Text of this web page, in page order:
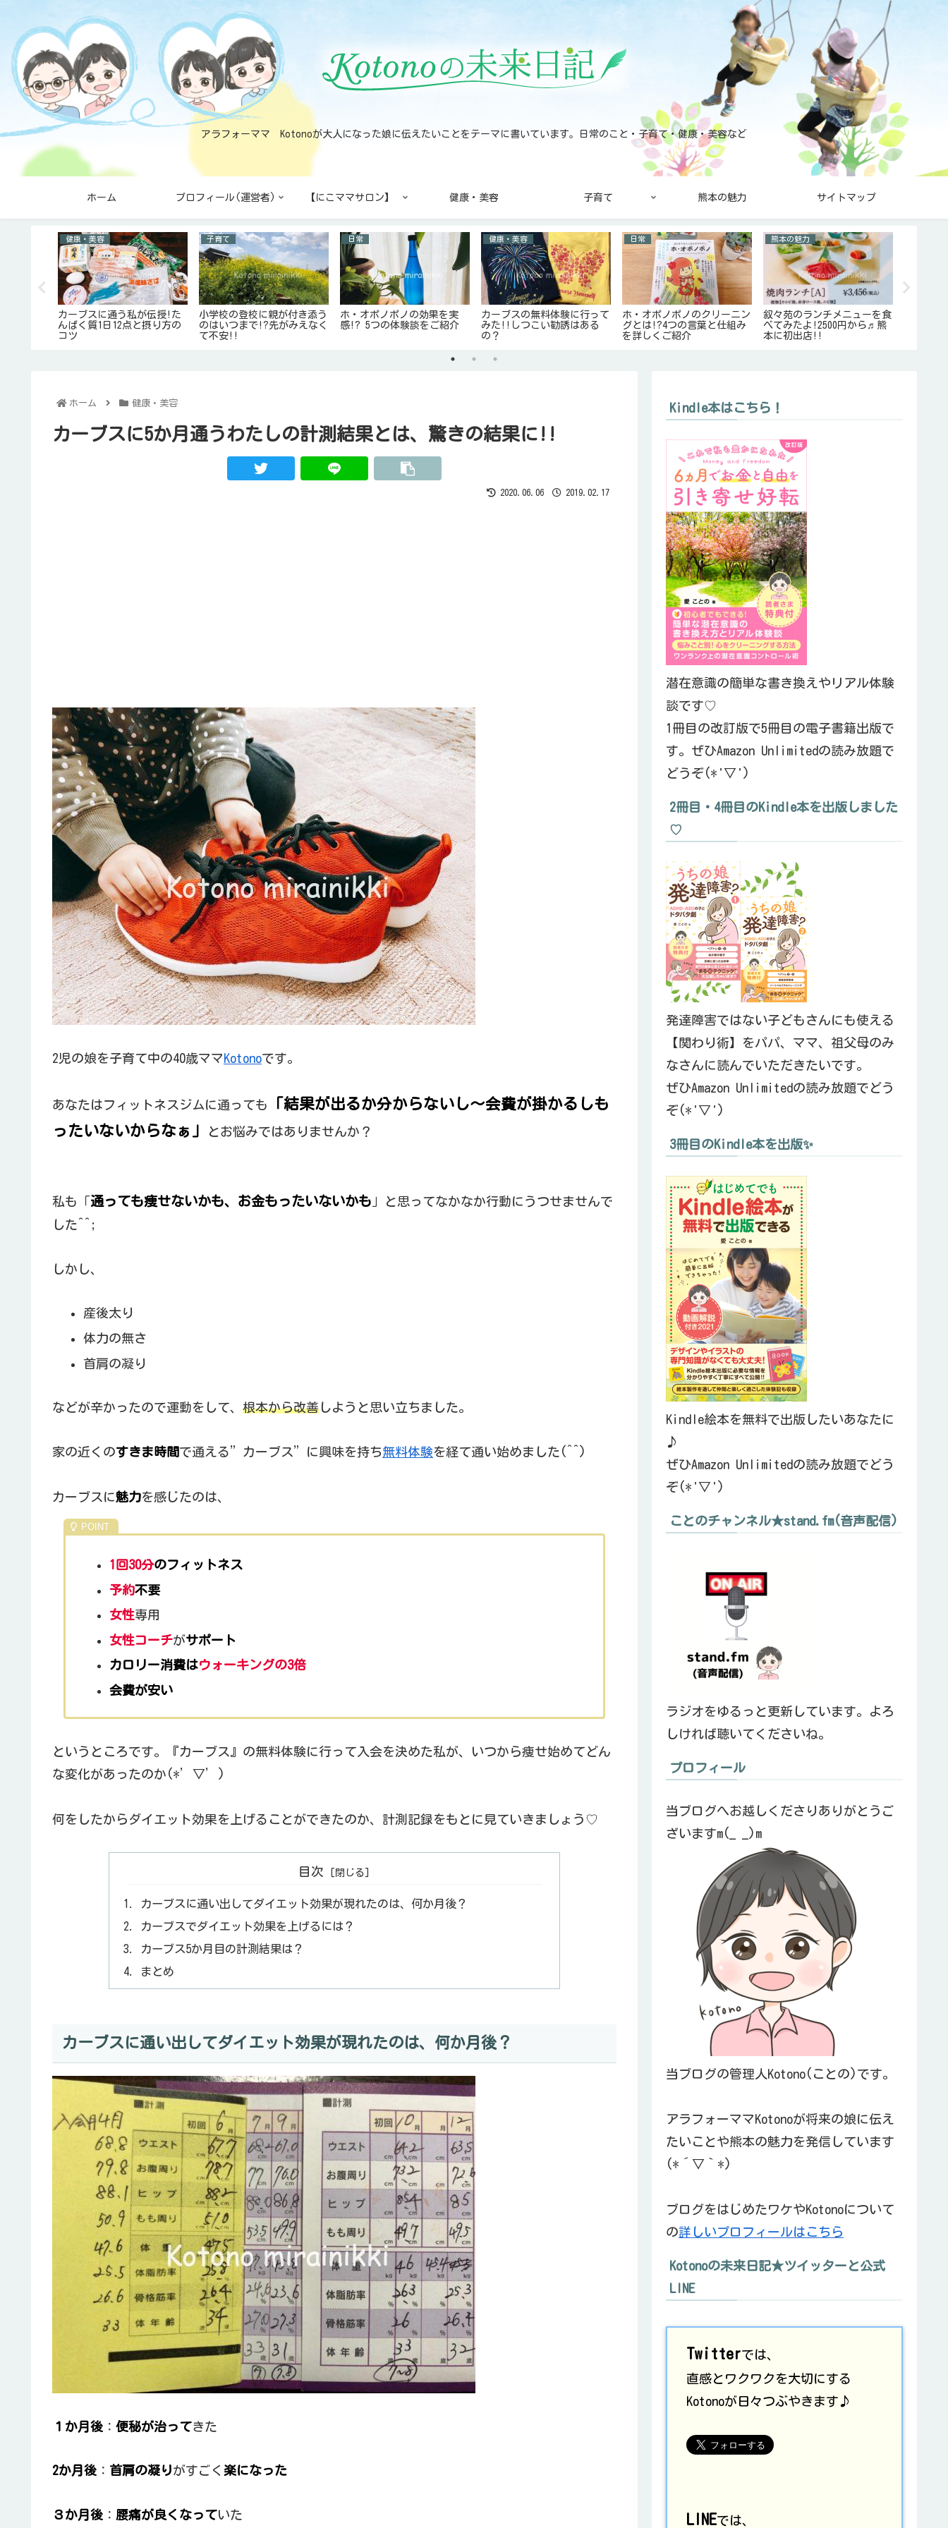
アラフォーママ Kotonoが大人になった娘に伝えたいことをテーマに書いています。日常のこと・子育て・健康・美容など
ホーム プロフィール(運営者) 【にこママサロン】 健康・美容 子育て 熊本の魅力 サイトマップ
健康・美容
カーブスに通う私が伝授!た
んぱく質1日12点と摂り方の
コツ
子育て
小学校の登校に親が付き添う
のはいつまで!?先がみえなく
て不安!!
日常
ホ・オポノポノの効果を実
感!? 5つの体験談をご紹介
健康・美容
カーブスの無料体験に行って
みた!!しつこい勧誘はある
の？
日常
ホ・オポノポノのクリーニン
グとは!?4つの言葉と仕組み
を詳しくご紹介
熊本の魅力
叙々苑のランチメニューを食
べてみたよ!2500円から♬熊
本に初出店!!
ホーム 健康・美容
カーブスに5か月通うわたしの計測結果とは、驚きの結果に!!
2020.06.06 2019.02.17
2児の娘を子育て中の40歳ママKotonoです。
あなたはフィットネスジムに通っても
「結果が出るか分からないし～会費が掛かるしも
ったいないからなぁ」
とお悩みではありませんか？
私も「通っても痩せないかも、お金もったいないかも 」と思ってなかなか行動にうつせませんで
した^^;
しかし、
産後太り
体力の無さ
首肩の凝り
などが辛かったので運動をして、 根本から改善 しようと思い立ちました。
家の近くのすきま時間で通える”カーブス”に興味を持ち無料体験を経て通い始めました(^^)
カーブスに魅力を感じたのは、
1回30分のフィットネス
予約不要
女性専用
女性コーチがサポート
カロリー消費はウォーキングの3倍
会費が安い
というところです。『カーブス』の無料体験に行って入会を決めた私が、いつから痩せ始めてどん
な変化があったのか(*’▽’)
何をしたからダイエット効果を上げることができたのか、計測記録をもとに見ていきましょう♡
目次
カーブスに通い出してダイエット効果が現れたのは、何か月後？
カーブスでダイエット効果を上げるには？
カーブス5か月目の計測結果は？
まとめ
カーブスに通い出してダイエット効果が現れたのは、何か月後？
１か月後 ： 便秘が治ってきた
2か月後 ： 首肩の凝りがすごく 楽になった
３か月後 ： 腰痛が良くなっていた
Kindle本はこちら！
潜在意識の簡単な書き換えやリアル体験
談です♡
1冊目の改訂版で5冊目の電子書籍出版で
す。ぜひAmazon Unlimitedの読み放題で
どうぞ(*'▽')
2冊目・4冊目のKindle本を出版しました
♡
発達障害ではない子どもさんにも使える
【関わり術】をパパ、ママ、祖父母のみ
なさんに読んでいただきたいです。
ぜひAmazon Unlimitedの読み放題でどう
ぞ(*'▽')
3冊目のKindle本を出版✨
Kindle絵本を無料で出版したいあなたに
♪
ぜひAmazon Unlimitedの読み放題でどう
ぞ(*'▽')
ことのチャンネル★stand.fm(音声配信)
ラジオをゆるっと更新しています。よろ
しければ聴いてくださいね。
プロフィール
当ブログへお越しくださりありがとうご
ざいますm(_ _)m
当ブログの管理人Kotono(ことの)です。
アラフォーママKotonoが将来の娘に伝え
たいことや熊本の魅力を発信しています
(*´▽｀*)
ブログをはじめたワケやKotonoについて
の詳しいプロフィールはこちら
Kotonoの未来日記★ツイッターと公式
LINE
Twitterでは、
直感とワクワクを大切にする
Kotonoが日々つぶやきます♪
LINEでは、